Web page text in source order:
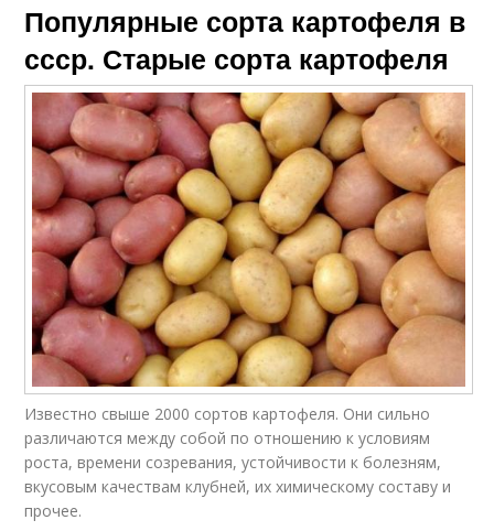
Популярные сорта картофеля в
ссср. Старые сорта картофеля
Известно свыше 2000 сортов картофеля. Они сильно
различаются между собой по отношению к условиям
роста, времени созревания, устойчивости к болезням,
вкусовым качествам клубней, их химическому составу и
прочее.